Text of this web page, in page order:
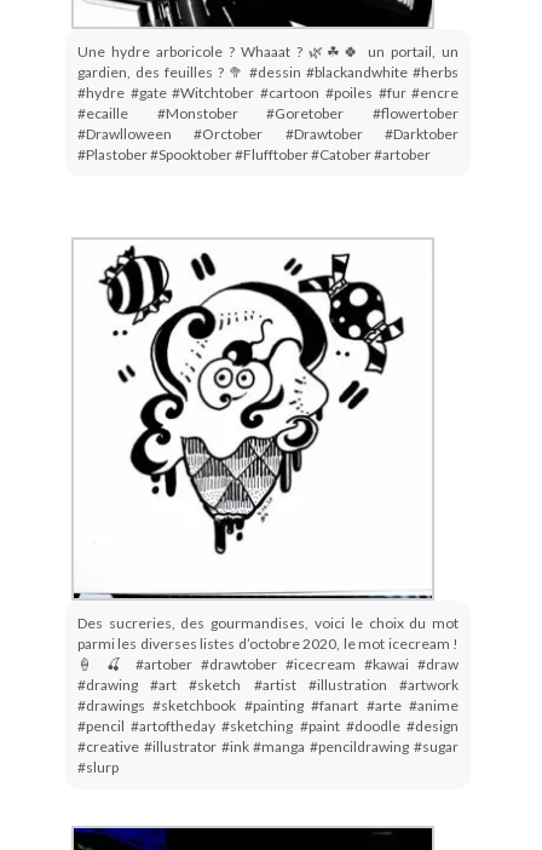
Une hydre arboricole ? Whaaat ? 🌿☘🍀 un portail, un
gardien, des feuilles ? 🥦 #dessin #blackandwhite #herbs
#hydre #gate #Witchtober #cartoon #poiles #fur #encre
#ecaille #Monstober #Goretober #flowertober
#Drawlloween #Orctober #Drawtober #Darktober
#Plastober #Spooktober #Flufftober #Catober #artober
Des sucreries, des gourmandises, voici le choix du mot
parmi les diverses listes d’octobre 2020, le mot icecream !
🍦 🍒 #artober #drawtober #icecream #kawai #draw
#drawing #art #sketch #artist #illustration #artwork
#drawings #sketchbook #painting #fanart #arte #anime
#pencil #artoftheday #sketching #paint #doodle #design
#creative #illustrator #ink #manga #pencildrawing #sugar
#slurp